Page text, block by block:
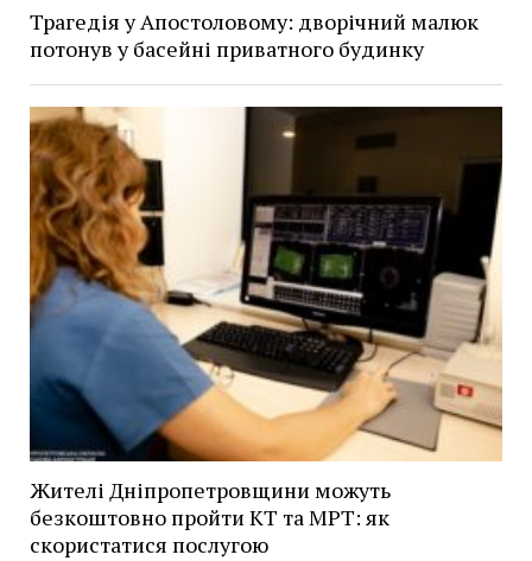
Трагедія у Апостоловому: дворічний малюк
потонув у басейні приватного будинку
Жителі Дніпропетровщини можуть
безкоштовно пройти КТ та МРТ: як
скористатися послугою